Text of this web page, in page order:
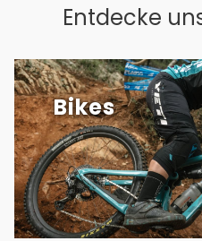
Entdecke
Bikes